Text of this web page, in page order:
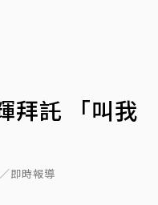
拜託 「叫我
即時報導